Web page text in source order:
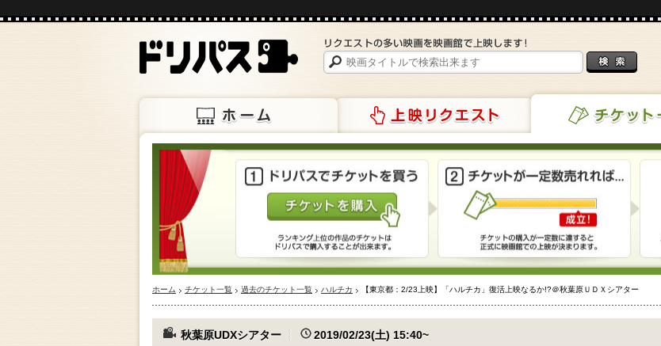
上映リクエスト
ホーム チケット一覧 過去のチケット一覧 ハルチカ 【東京都：2/23上映】「ハルチカ」復活上映なるか!?＠秋葉原ＵＤＸシアター
秋葉原UDXシアター 2019/02/23(土) 15:40~